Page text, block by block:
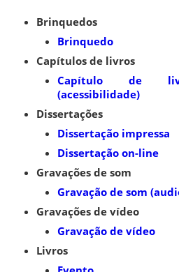
Brinquedos
Brinquedo
Capítulos de livros
Capítulo de
(acessibilidade)
Dissertações
Dissertação impressa
Dissertação on-line
Gravações de som
Gravação de som
Gravações de vídeo
Gravação de vídeo
Livros